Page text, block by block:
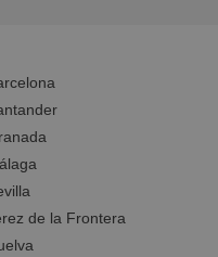
de la Frontera